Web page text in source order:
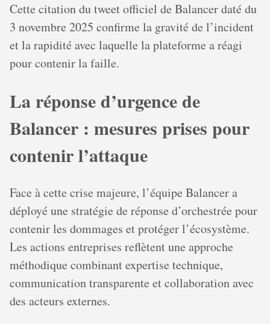
Cette citation du tweet officiel de Balancer daté du
3 novembre 2025 confirme la gravité de l’incident
et la rapidité avec laquelle la plateforme a réagi
pour contenir la faille.
La réponse d’urgence de
Balancer : mesures prises pour
contenir l’attaque
Face à cette crise majeure, l’équipe Balancer a
déployé une stratégie de réponse d’orchestrée pour
contenir les dommages et protéger l’écosystème.
Les actions entreprises reflètent une approche
méthodique combinant expertise technique,
communication transparente et collaboration avec
des acteurs externes.